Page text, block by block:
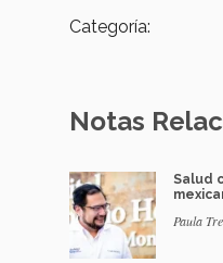
Categoría:
Notas
Salud
Paula